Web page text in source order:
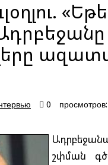
0
շփման